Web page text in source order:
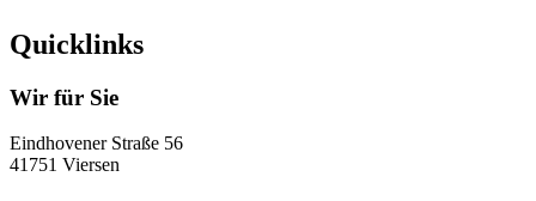
Quicklinks
Wir für Sie
Eindhovener Straße 56
41751 Viersen